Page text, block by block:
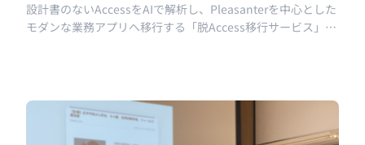
設計書のないAccessをAIで解析し、Pleasanterを中心とした
モダンな業務アプリへ移行する「脱Access移行サービス」を